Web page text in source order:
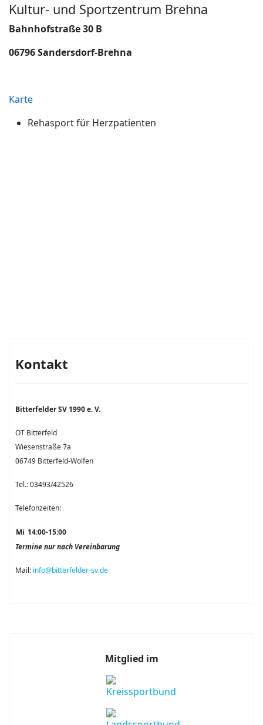
Kultur- und Sportzentrum Brehna
Bahnhofstraße 30 B
06796 Sandersdorf-Brehna
Karte
Rehasport für Herzpatienten
Kontakt
Bitterfelder SV 1990 e. V.
OT Bitterfeld
Wiesenstraße 7a
06749 Bitterfeld-Wolfen
Tel.: 03493/42526
Telefonzeiten:
Mi 14:00-15:00
Termine nur nach Vereinbarung
Mail: info@bitterfelder-sv.de
Mitglied im